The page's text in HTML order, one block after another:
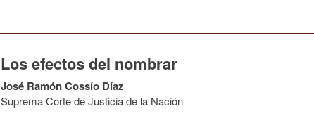
Los efectos del nombrar
José Ramón Cossío Díaz
Suprema Corte de Justicia de la Nación